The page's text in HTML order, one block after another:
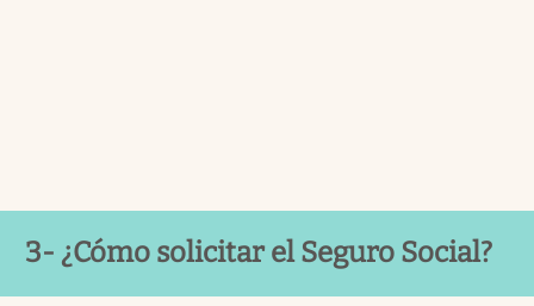
3- ¿Cómo solicitar el Seguro Social?